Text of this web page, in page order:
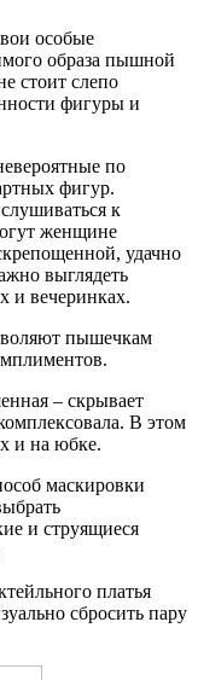
особые
образа пышной
стоит слепо
фигуры и
по
фигур.
к
женщине
удачно
выглядеть
и вечеринках.
пышечкам
– скрывает
В этом
и на юбке.
маскировки
и струящиеся
платья
сбросить пару